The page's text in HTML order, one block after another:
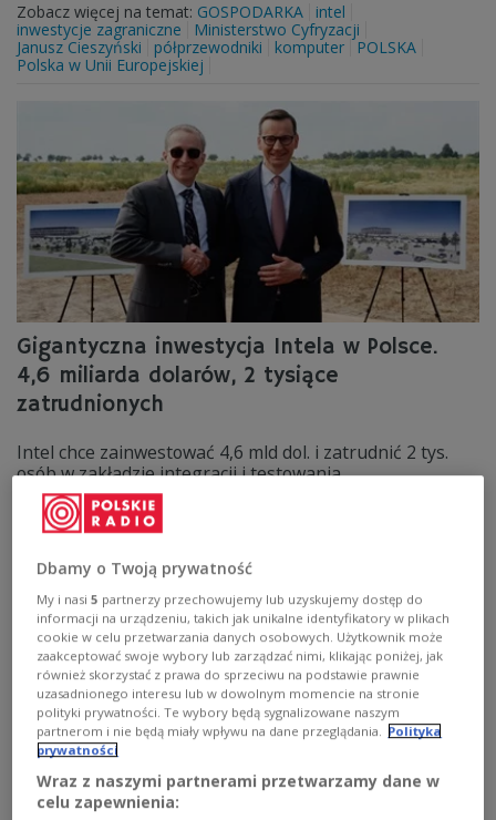
Zobacz więcej na temat: GOSPODARKA
intel
inwestycje zagraniczne
Ministerstwo Cyfryzacji
Janusz Cieszyński
półprzewodniki komputer
POLSKA
Polska w Unii Europejskiej
Gigantyczna inwestycja Intela w Polsce.
4,6 miliarda dolarów, 2 tysiące
zatrudnionych
Intel chce zainwestować 4,6 mld dol. i zatrudnić 2 tys.
osób w zakładzie integracji i testowania
półprzewodników w okolicach Wrocławia -
poinformowała w piątek firma. - Intel przeprowadzi
największą inwestycję typu greenfield w historii Polski -
oświadczył premier Mateusz Morawiecki podczas
piątkowej wizyty we Wrocławiu.
Zobacz więcej na temat:intel nowoczesne technologie
komputery
gospodarka polska Mateusz Morawiecki
Dbamy o Twoją prywatność
My i nasi5 partnerzy przechowujemy lub uzyskujemy dostęp do
informacji na urządzeniu, takich jak unikalne identyfikatory w plikach
cookie w celu przetwarzania danych osobowych. Użytkownik może
zaakceptować swoje wybory lub zarządzać nimi, klikając poniżej, jak
również skorzystać z prawa do sprzeciwu na podstawie prawnie
uzasadnionego interesu lub w dowolnym momencie na stronie
polityki prywatności. Te wybory będą sygnalizowane naszym
partnerom i nie będą miały wpływu na dane przeglądania. Polityka
prywatności
Wraz z naszymi partnerami przetwarzamy dane w
celu zapewnienia: